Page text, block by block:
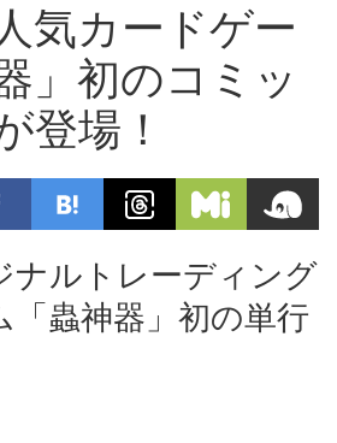
気カードゲー
」初のコミッ
登場！
ナルトレーディング
「蟲神器」初の単行